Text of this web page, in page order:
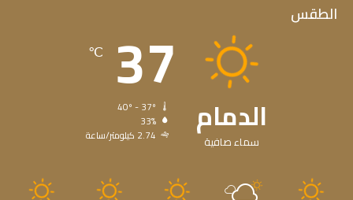
الطقس
الدمام
سماء صافية
37
℃
33%
2.74 كيلومتر/ساعة